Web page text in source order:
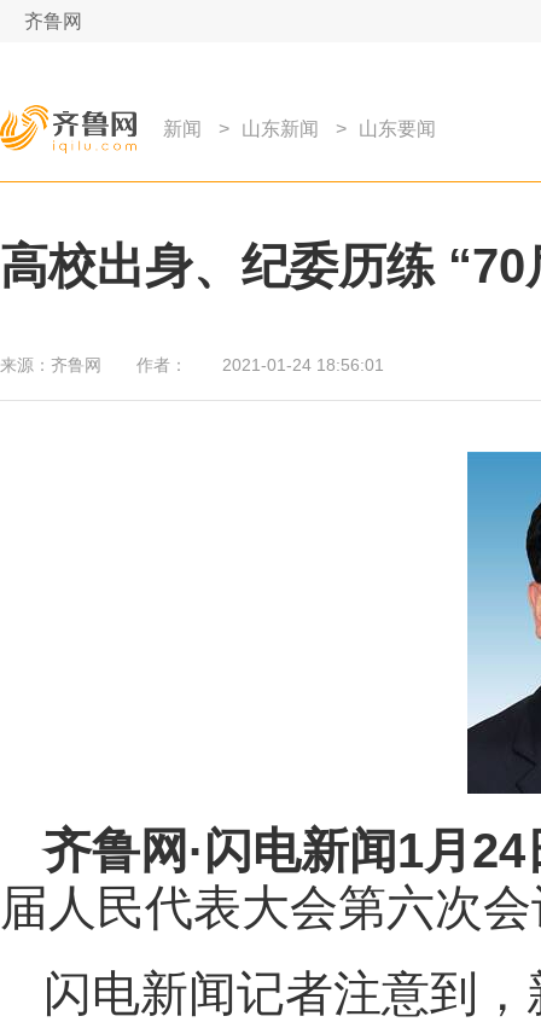
齐鲁网
新闻 > 山东新闻 > 山东要闻
高校出身、纪委历练
来源： 齐鲁网 作者： 2021-01-24 18:56:01
齐鲁网 ·闪电新闻1月24
届人民代表大会第六次
闪电新闻记者注意到